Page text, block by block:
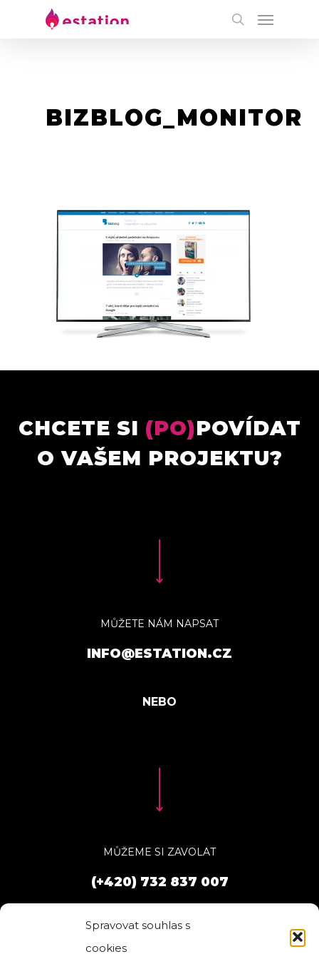
Spravovat souhlas s
cookies
BIZBLOG_MONITOR
CHCETE SI (PO)POVÍDAT
O VAŠEM PROJEKTU?
MŮŽETE NÁM NAPSAT
INFO@ESTATION.CZ
MŮŽEME SI ZAVOLAT
(+420) 732 837 007